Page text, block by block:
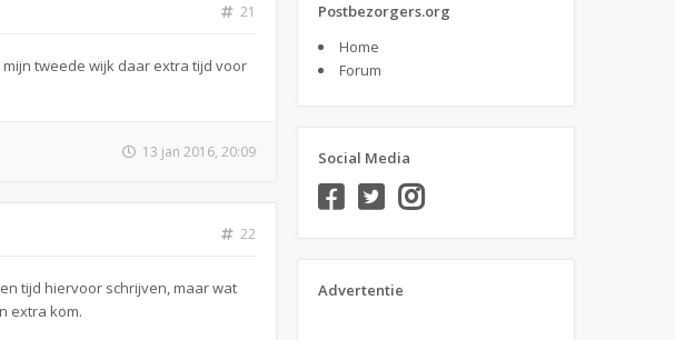
21
tweede wijk daar extra tijd voor
13 jan 2016, 20:09
22
tijd hiervoor schrijven, maar wat
extra kom.
Postbezorgers.org
Home
Forum
Social Media
Advertentie